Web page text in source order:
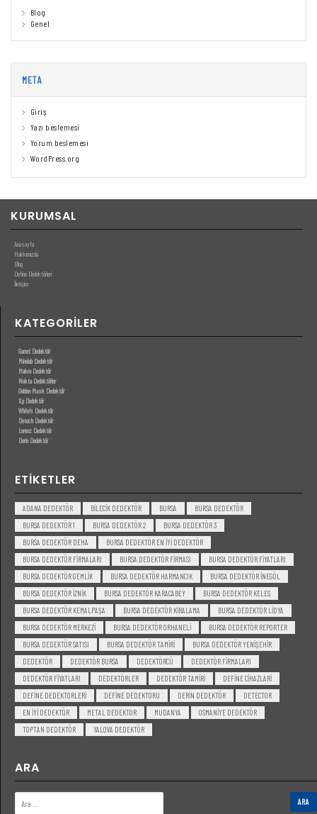
Blog
Genel
META
Giriş
Yazı beslemesi
Yorum beslemesi
WordPress.org
KURUMSAL
Anasayfa
Hakkımızda
Blog
Define Dedektörleri
İletişim
KATEGORILER
Garret Dedektör
Minelab Dedektör
Makro Dedektör
Nokta Dedektörler
Golden Mask Dedektör
Xp Dedektör
White’s Dedektör
Detech Dedektör
Lorenz Dedektör
Derin Dedektör
ETIKETLER
ADANA DEDEKTÖR BILECIK DEDEKTÖR BURSA
BURSA DEDEKTÖR
BURSA DEDEKTÖR 1
BURSA DEDEKTÖR 2
BURSA DEDEKTÖR 3
BURSA DEDEKTÖR DEHA
BURSA DEDEKTÖR EN IYI DEDEKTÖR
BURSA DEDEKTÖR FIRMALARI
BURSA DEDEKTÖR FIRMASI
BURSA DEDEKTÖR FIYATLARI
BURSA DEDEKTÖR GEMLIK
BURSA DEDEKTÖR HARMANCIK
BURSA DEDEKTÖR INEGÖL
BURSA DEDEKTÖR IZNIK
BURSA DEDEKTÖR KARACABEY
BURSA DEDEKTÖR KELES
BURSA DEDEKTÖR KEMALPAŞA
BURSA DEDEKTÖR KIRALAMA
BURSA DEDEKTÖR LIDYA
BURSA DEDEKTÖR MERKEZI
BURSA DEDEKTÖR ORHANELI
BURSA DEDEKTÖR REPORTER
BURSA DEDEKTÖR SATISI
BURSA DEDEKTÖR TAMIRI
BURSA DEDEKTÖR YENIŞEHIR
DEDEKTÖR
DEDEKTÖR BURSA DEDEKTÖRCÜ
DEDEKTÖR FIRMALARI
DEDEKTÖR FIYATLARI
DEDEKTÖRLER DEDEKTÖR TAMIRI
DEFINE CIHAZLARI
DEFINE DEDEKTORLERI
DEFINE DEDEKTORU DERIN DEDEKTÖR
DETECTOR
EN IYI DEDEKTÖR
METAL DEDEKTOR MUDANYA
OSMANIYE DEDEKTÖR
TOPTAN DEDEKTÖR
YALOVA DEDEKTÖR
ARA